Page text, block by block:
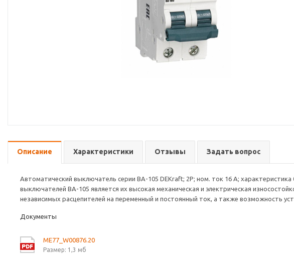
Описание Характеристики Отзывы Задать вопрос
Автоматический выключатель серии ВА-105 DEKraft; 2P; ном. ток 16 А;
выключателей ВА-105 является их высокая механическая и электрическая
независимых расцепителей на переменный и постоянный ток, а также возможность
Документы
ME77_W00876.20
Размер: 1,3 мб